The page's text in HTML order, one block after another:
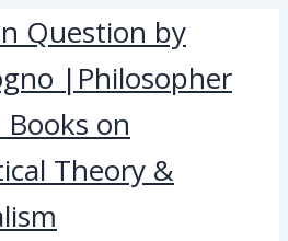
Question by
|Philosopher
on
Theory &